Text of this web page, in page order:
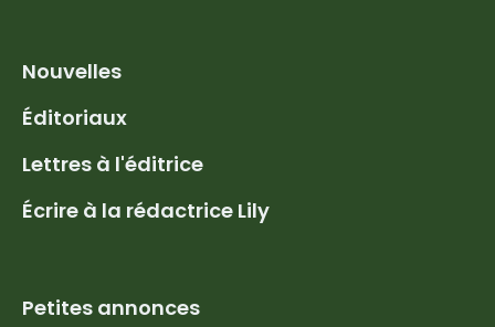
Nouvelles
Éditoriaux
Lettres à l'éditrice
Écrire à la rédactrice Lily
Petites annonces